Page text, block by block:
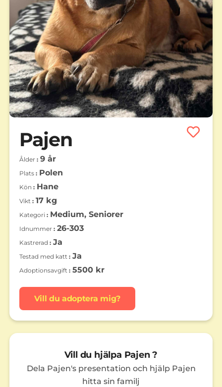
Pajen
Ålder 9 år
Plats Polen
Kön Hane
Vikt 17 kg
Kategori Medium, Seniorer
Idnummer 26-303
Kastrerad Ja
Testad med katt Ja
Adoptionsavgift 5500 kr
Vill du adoptera mig?
Vill du hjälpa Pajen ?
Dela Pajen's presentation och hjälp Pajen
hitta sin familj